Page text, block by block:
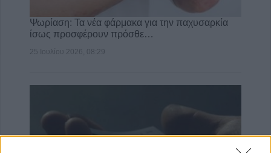
Ψωρίαση: Τα νέα φάρμακα για την παχυσαρκία
ίσως προσφέρουν πρόσθε…
25 Ιουλίου 2026, 08:29